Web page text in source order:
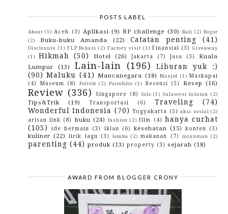
Wow.. Ada Gramedia Khusus Anak loh Di Bekasi
Parigi Rante Dan Kisah Kelam Pembunuhan Orang-
Oran...
Mengapa Ada Anak Yang Suka Melawan Pada
Orangtua?
Lebaran Makin Gaya Dengan Sandal Etnik Jingga
Alhamdulillah Ya, Pocky Sekarang Sudah Halal.
200 Tahun Pattimura
►June(3)
► May (7)
► April (8)
March(13)
►February(11)
►January(14)
►2016(142)
►2015(10)
(43)
POSTS LABEL
About (1) Aceh (3) Aplikasi (9) BP challenge (30) Bali (2) Bogor
(2)
Buku-buku Amanda (22) Catatan penting (41)
Disclosure (1) FLP Bekasi (2) Factory visit (1) Finansial (3)
Giveaway
(1)
Hikmah (50) Hotel (26) Jakarta (7) Jasa (3)
Kuala
Lumpur
(13) Lain-lain (196)
Liburan yuk :)
(90) Maluku (41) Mancanegara (18) Masjid (1) Maskapai
(4)
Museum (8) Politik (2) Portofolio (1) Resensi (5) Resep (16)
Review (336) Singapore (8) Solo (1) Sulawesi Selatan (2)
Tips&Trik (19) Transportasi (6) Traveling
(74)
Wonderful Indonesia (70) Yogyakarta (5) aksi sosial (2)
arisan link (8) buku (24) fashion (2) film (4) hanya curhat
(105)
ide bermain (3) iklan (6) kesehatan (15) konten (3)
kuliner (22) lirik lagu (3) lomba (2) makanan (7) minuman (2)
parenting (44) produk (13) property (3) sejarah (18)
AWARD FROM BLOGGER CRONY